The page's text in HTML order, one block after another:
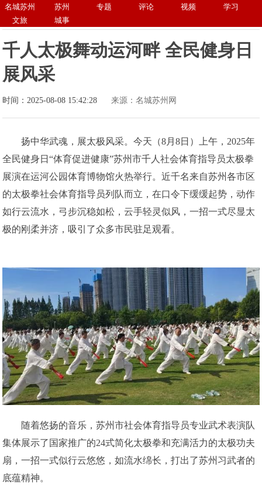
名城苏州 苏州 专题 评论 视频
学习
文旅
城事
千人太极舞动运河畔 全民健身日
展风采
时间：2025-08-08 15:42:28 来源：名城苏州网
扬中华武魂，展太极风采。今天（8月8日）上午，2025年
全民健身日“体育促进健康”苏州市千人社会体育指导员太极拳
展演在运河公园体育博物馆火热举行。近千名来自苏州各市区
的太极拳社会体育指导员列队而立，在口令下缓缓起势，动作
如行云流水，弓步沉稳如松，云手轻灵似风，一招一式尽显太
极的刚柔并济，吸引了众多市民驻足观看。
随着悠扬的音乐，苏州市社会体育指导员专业武术表演队
集体展示了国家推广的24式简化太极拳和充满活力的太极功夫
扇，一招一式似行云悠悠，如流水绵长，打出了苏州习武者的
底蕴精神。